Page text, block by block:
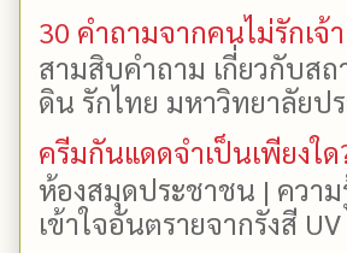
30 คำถามจากคนไม่รักเจ้า
สามสิบคำถาม เกี่ยวกับส
ดิน รักไทย มหาวิทยาลัยป
ครีมกันแดดจำเป็นเพียงใด
ห้องสมุดประชาชน | ควา
เข้าใจอันตรายจากรังสี